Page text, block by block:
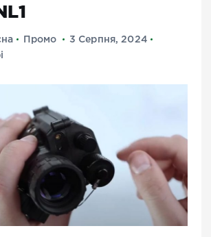
Промо
3 Серпня, 2024